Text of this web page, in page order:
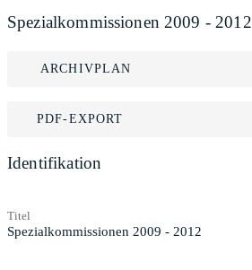
Spezialkommissionen 2009 - 2012
ARCHIVPLAN
PDF-EXPORT
Identifikation
Titel
Spezialkommissionen 2009 - 2012